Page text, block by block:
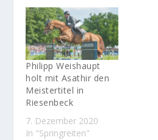
Philipp Weishaupt
holt mit Asathir den
Meistertitel in
Riesenbeck
7. Dezember 2020
In "Springreiten"